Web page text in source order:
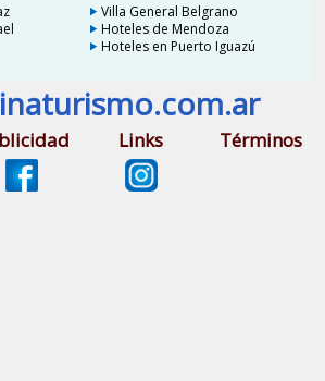
Villa General Belgrano
Hoteles de Mendoza
Hoteles en Puerto Iguazú
Links Términos